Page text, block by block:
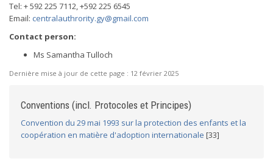
Tel: + 592 225 7112, +592 225 6545
Email: centralauthrority.gy@gmail.com
Contact person:
Ms Samantha Tulloch
Dernière mise à jour de cette page : 12 février 2025
Conventions (incl. Protocoles et Principes)
Convention du 29 mai 1993 sur la protection des enfants et la
coopération en matière d'adoption internationale [33]